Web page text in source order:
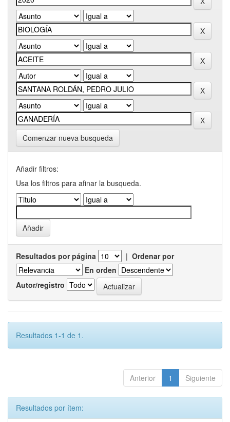
Comenzar nueva busqueda
Añadir filtros:
Usa los filtros para afinar la busqueda.
Resultados por página | Ordenar por
En orden
Autor/registro
Resultados 1-1 de 1.
Anterior 1 Siguiente
Resultados por ítem: